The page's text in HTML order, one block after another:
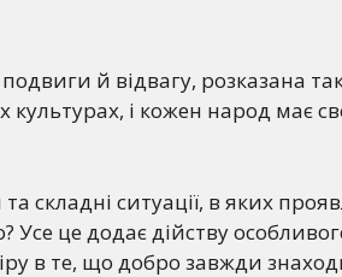
й відвагу, розказана
культурах, і кожен народ має
складні ситуації, в яких
Усе це додає дійству
в те, що добро завжди